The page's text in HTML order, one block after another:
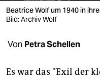
veranstaltungen
fragen & hilfe
unterstützen
Beatrice Wolf um 1940 in
Bild: Archiv Wolf
Von Petra Schellen
Es war das "Exil der